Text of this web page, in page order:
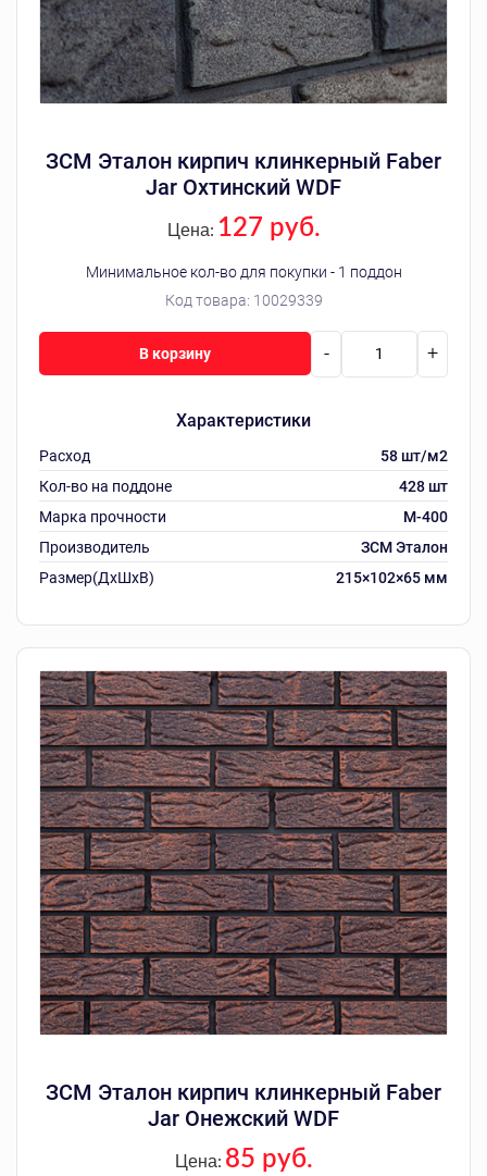
ЗСМ Эталон кирпич клинкерный Faber
Jar Охтинский WDF
Код товара: 10029339
Цена: 127 руб.
Минимальное кол-во для покупки - 1 поддон
Характеристики
Расход
58 шт/м2
Кол-во на поддоне
428 шт
Марка прочности
М-400
Производитель
ЗСМ Эталон
Размер(ДхШхВ)
215×102×65 мм
- +
В корзину
ЗСМ Эталон кирпич клинкерный Faber
Jar Онежский WDF
Цена: 85 руб.